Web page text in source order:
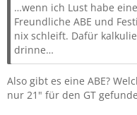
…wenn ich Lust habe
Freundliche ABE und
nix schleift. Dafür
drinne…
Also gibt es eine ABE?
nur 21" für den GT